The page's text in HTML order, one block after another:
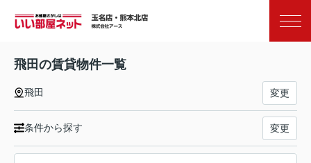
飛田の賃貸物件一覧
飛田 変更
条件から探す 変更